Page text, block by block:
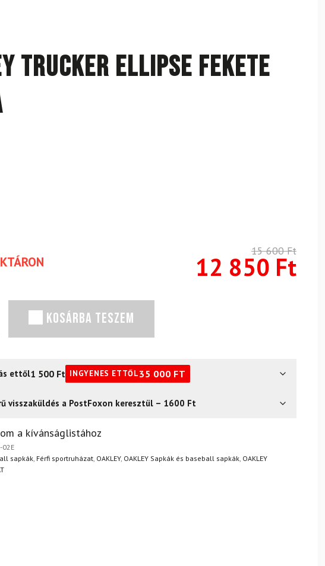
Trucker Ellipse fekete
15 600Ft
12 850 Ft
KOSÁRBA TESZEM
ettől1 500 Ft INGYENES ETTŐL35 000 FT
2 400Ft
visszaküldés a PostFoxon keresztül – 1600 Ft
Semmi gond – a terméket egyszerűen visszaküldheti 14
nélkül.
a kívánságlistához
02E
sapkák, Férfi sportruházat, OAKLEY, OAKLEY Sapkák és baseball sapkák, OAKLEY